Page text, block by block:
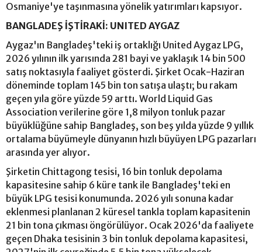
Osmaniye'ye taşınmasına yönelik yatırımları kapsıyor.
BANGLADEŞ İŞTİRAKİ: UNITED AYGAZ
Aygaz'ın Bangladeş'teki iş ortaklığı United Aygaz LPG,
2026 yılının ilk yarısında 281 bayi ve yaklaşık 14 bin 500
satış noktasıyla faaliyet gösterdi. Şirket Ocak-Haziran
döneminde toplam 145 bin ton satışa ulaştı; bu rakam
geçen yıla göre yüzde 59 arttı. World Liquid Gas
Association verilerine göre 1,8 milyon tonluk pazar
büyüklüğüne sahip Bangladeş, son beş yılda yüzde 9 yıllık
ortalama büyümeyle dünyanın hızlı büyüyen LPG pazarları
arasında yer alıyor.
Şirketin Chittagong tesisi, 16 bin tonluk depolama
kapasitesine sahip 6 küre tank ile Bangladeş'teki en
büyük LPG tesisi konumunda. 2026 yılı sonuna kadar
eklenmesi planlanan 2 küresel tankla toplam kapasitenin
21 bin tona çıkması öngörülüyor. Ocak 2026'da faaliyete
geçen Dhaka tesisinin 3 bin tonluk depolama kapasitesi,